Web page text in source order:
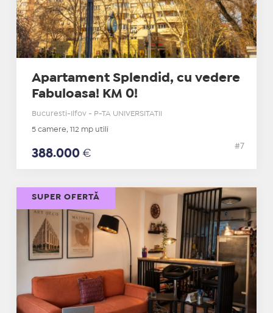
Apartament Splendid, cu vedere
Fabuloasa! KM 0!
Bucuresti-Ilfov - P-TA UNIVERSITATII
5 camere, 112 mp utili
388.000 €
#7
SUPER OFERTĂ